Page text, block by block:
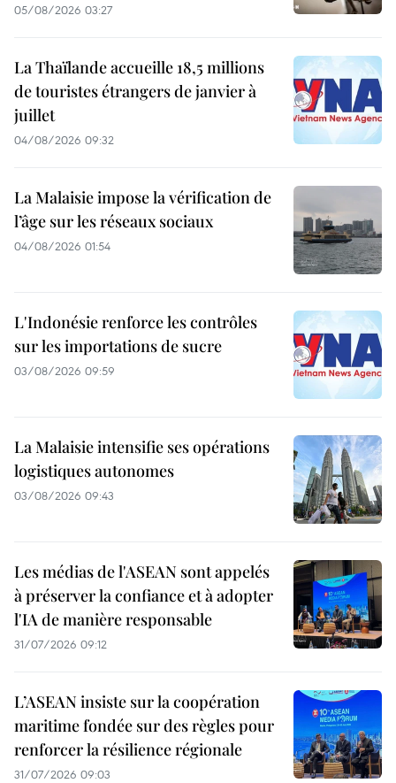
05/08/2026 03:27
La Thaïlande accueille 18,5 millions
de touristes étrangers de janvier à
juillet
04/08/2026 09:32
La Malaisie impose la vérification de
l’âge sur les réseaux sociaux
04/08/2026 01:54
L'Indonésie renforce les contrôles
sur les importations de sucre
03/08/2026 09:59
La Malaisie intensifie ses opérations
logistiques autonomes
03/08/2026 09:43
Les médias de l'ASEAN sont appelés
à préserver la confiance et à adopter
l'IA de manière responsable
31/07/2026 09:12
L’ASEAN insiste sur la coopération
maritime fondée sur des règles pour
renforcer la résilience régionale
31/07/2026 09:03